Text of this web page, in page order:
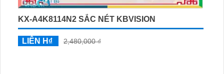
KX-A4K8114N2 SẮC NÉT KBVISION
LIÊN H₫ 2,480,000 ₫